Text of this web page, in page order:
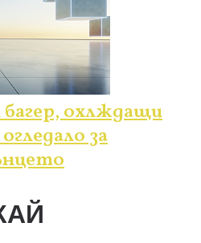
охлждащи
за